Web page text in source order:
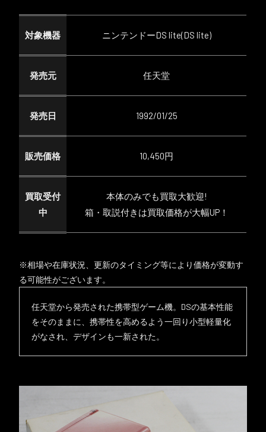
対象機器 ニンテンドーDS lite(DS lite)
発売元 任天堂
発売日 1992/01/25
販売価格 10,450円
買取受付
中
本体のみでも買取大歓迎!
箱・取説付きは買取価格が大幅UP！
※相場や在庫状況、更新のタイミング等により価格が変動す
る可能性がございます。
任天堂から発売された携帯型ゲーム機。DSの基本性能
をそのままに、携帯性を高めるよう一回り小型軽量化
がなされ、デザインも一新された。